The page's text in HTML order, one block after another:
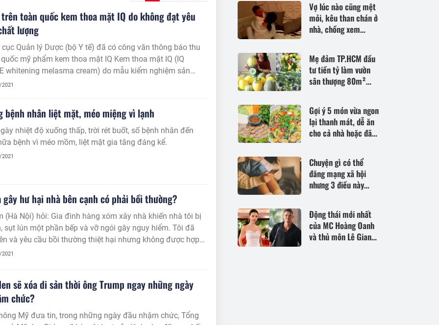
toàn quốc kem thoa mặt IQ do không đạt yêu
lượng
cục Quản lý Dược (bộ Y tế) đã có công văn thông báo thu
mỹ phẩm kem thoa mặt IQ Kem thoa mặt IQ (IQ
whitening melasma cream) do mẫu kiểm nghiệm sản
đạt yêu cầu chất lượng.
bệnh nhân liệt mặt, méo miệng vì lạnh
nhiệt độ xuống thấp, trời rét buốt, số bệnh nhân đến
bệnh vì méo mồm, liệt mặt gia tăng đáng kể.
gây hư hại nhà bên cạnh có phải bồi thường?
(Hà Nội) hỏi: Gia đình hàng xóm xây nhà khiến nhà tôi bị
sụt lún một phần bếp và vỡ ngói gây nguy hiểm. Tôi đã
và yêu cầu bồi thường thiệt hại nhưng không được hợp
Luật sư tư vấn trách nhiệm xây dựng nhà cũng như
sẽ xóa di sản thời ông Trump ngay những ngày
chức?
Mỹ đưa tin, trong những ngày đầu nhậm chức, Tổng
Vợ lúc nào cũng mệt
mỏi, kêu than chán ở
nhà, chồng xem
phòng ngủ thì sững
sờ
Mẹ đảm TP.HCM đầu
tư tiền tỷ làm vườn
sân thượng 80m²
tầm gần 90 giống
hồng táo
Gợi ý 5 món vừa ngon
lại thanh mát, dễ ăn
cho cả nhà hoặc đãi
Chuyện gì có thể
đăng mạng xã hội
nhưng 3 điều này
Động thái mới nhất
của MC Hoàng Oanh
và thủ môn Lê Giang